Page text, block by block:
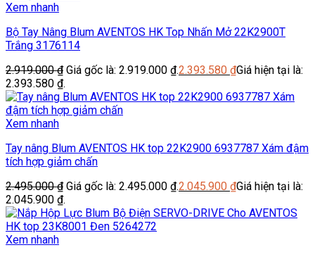
Xem nhanh
Bộ Tay Nâng Blum AVENTOS HK Top Nhấn Mở 22K2900T
Trắng 3176114
2.919.000₫ Giá gốc là: 2.919.000 ₫.2.393.580 ₫Giá hiện tại là:
2.393.580 ₫.
Xem nhanh
Tay nâng Blum AVENTOS HK top 22K2900 6937787 Xám đậm
tích hợp giảm chấn
2.495.000₫ Giá gốc là: 2.495.000 ₫.2.045.900 ₫Giá hiện tại là:
2.045.900 ₫.
Xem nhanh